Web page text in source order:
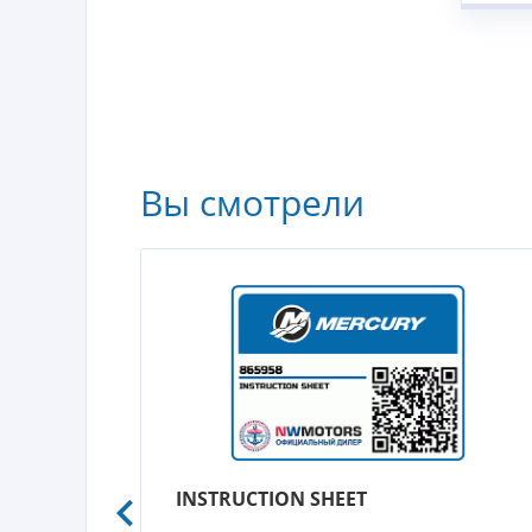
Вы смотрели
INSTRUCTION SHEET